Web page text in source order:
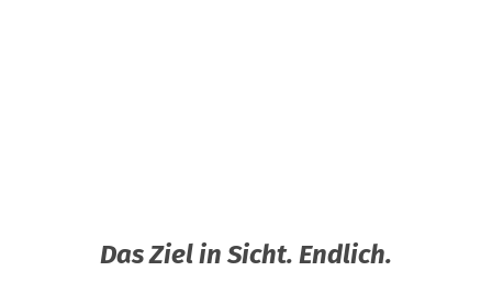
Das Ziel in Sicht. Endlich.